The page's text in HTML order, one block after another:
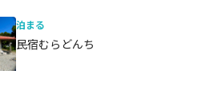
泊まる
民宿むらどんち